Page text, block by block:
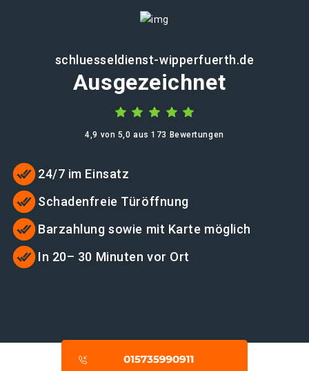
schluesseldienst-wipperfuerth.de
Ausgezeichnet
4,9 von 5,0 aus 173 Bewertungen
24/7 im Einsatz
Schadenfreie Türöffnung
Barzahlung sowie mit Karte möglich
In 20– 30 Minuten vor Ort